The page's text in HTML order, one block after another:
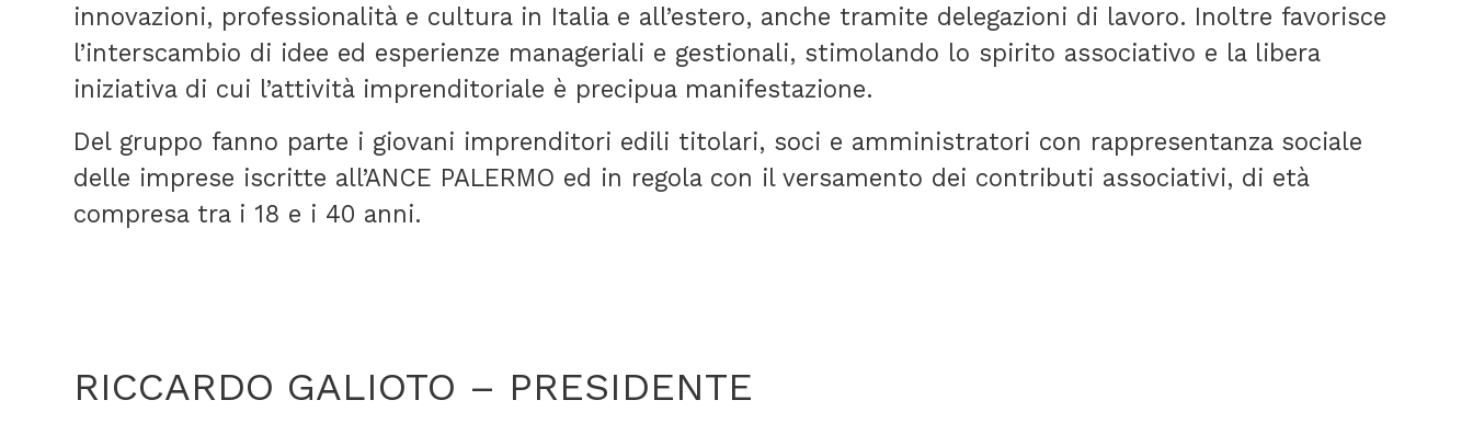
innovazioni, professionalità e cultura in Italia e all’estero, anche tramite delegazioni di lavoro. Inoltre favorisce
l’interscambio di idee ed esperienze manageriali e gestionali, stimolando lo spirito associativo e la libera
iniziativa di cui l’attività imprenditoriale è precipua manifestazione.
Del gruppo fanno parte i giovani imprenditori edili titolari, soci e amministratori con rappresentanza sociale
delle imprese iscritte all’ANCE PALERMO ed in regola con il versamento dei contributi associativi, di età
compresa tra i 18 e i 40 anni.
RICCARDO GALIOTO – PRESIDENTE